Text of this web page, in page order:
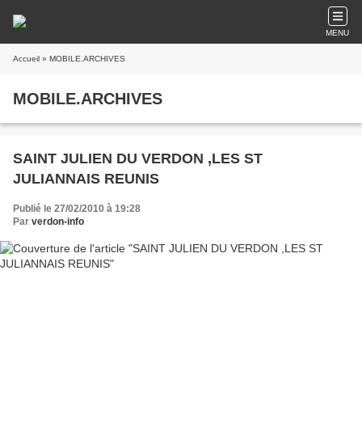
MENU
Accueil » MOBILE.ARCHIVES
MOBILE.ARCHIVES
SAINT JULIEN DU VERDON ,LES ST
JULIANNAIS REUNIS
Publié le 27/02/2010 à 19:28
Par verdon-info